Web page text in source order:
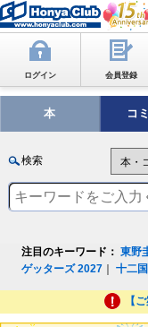
ログイン 会員登録
本 コ
検索
注目のキーワード： 東野
ゲッターズ 2027 ｜十二
【